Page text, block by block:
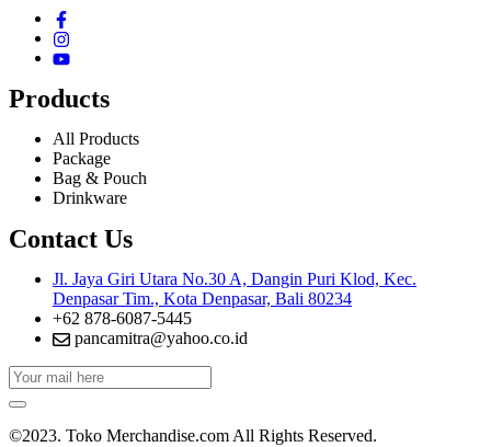
Products
All Products
Package
Bag & Pouch
Drinkware
Contact Us
Jl. Jaya Giri Utara No.30 A, Dangin Puri Klod, Kec.
Denpasar Tim., Kota Denpasar, Bali 80234
+62 878-6087-5445
pancamitra@yahoo.co.id
©2023. Toko Merchandise.com All Rights Reserved.